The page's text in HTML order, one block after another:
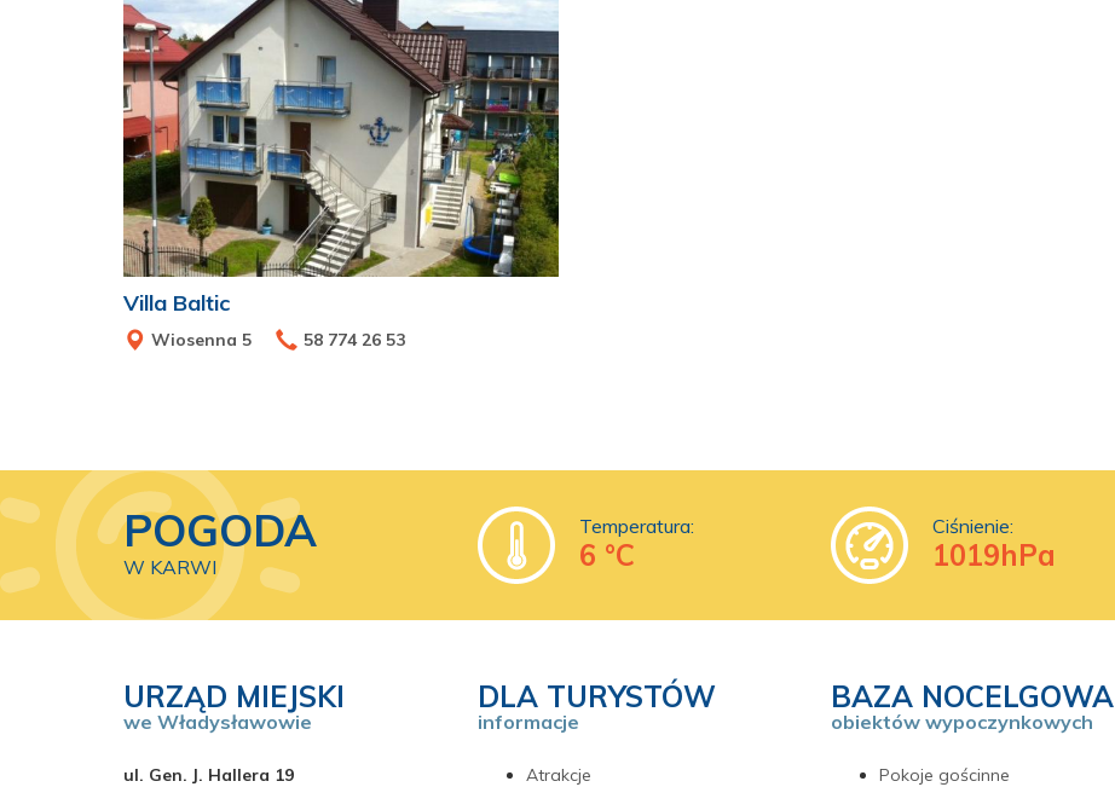
Villa Baltic
Wiosenna 5 58 774 26 53
POGODA
W KARWI
Temperatura:
6 °C
Ciśnienie:
1019hPa
URZĄD MIEJSKI
we Władysławowie
ul. Gen. J. Hallera 19
DLA TURYSTÓW
informacje
Atrakcje
BAZA NOCELGOWA
obiektów wypoczynkowych
Pokoje gościnne